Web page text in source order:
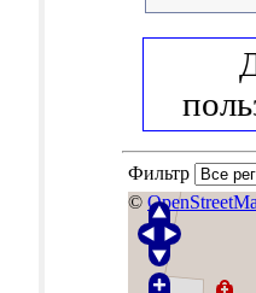
Фильтр
©